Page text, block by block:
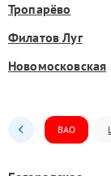
Тропарёво
Филатов Луг
Новомосковская
ВАО